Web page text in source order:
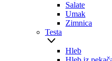
Salate
Umak
Zimnica
Testa
Hleb